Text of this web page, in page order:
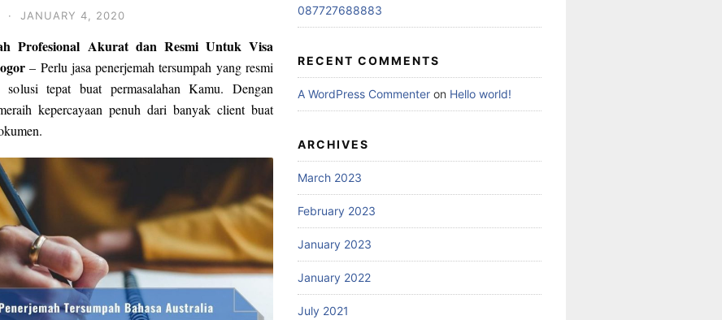
· JANUARY 4, 2020
Profesional Akurat dan Resmi Untuk Visa
– Perlu jasa penerjemah tersumpah yang resmi
tepat buat permasalahan Kamu. Dengan
kepercayaan penuh dari banyak client buat
087727688883
RECENT COMMENTS
A WordPress Commenter on Hello world!
ARCHIVES
March 2023
February 2023
January 2023
January 2022
July 2021